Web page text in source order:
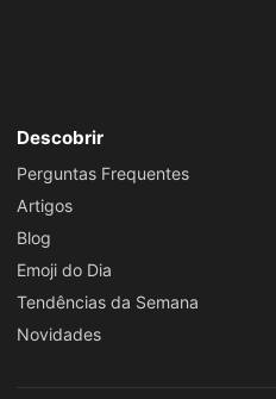
Descobrir
Perguntas Frequentes
Artigos
Blog
Emoji do Dia
Tendências da Semana
Novidades